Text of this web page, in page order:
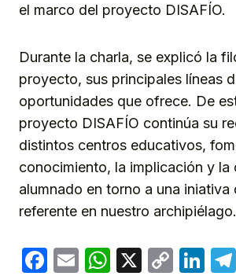
el marco del proyecto DISAFÍO.
Durante la charla, se explicó la
proyecto, sus principales líneas
oportunidades que ofrece. De
proyecto DISAFÍO continúa su
distintos centros educativos,
conocimiento, la implicación y la
alumnado en torno a una iniativa
referente en nuestro archipiélago.
Facebook
EmailWhatsApp
X
Copy